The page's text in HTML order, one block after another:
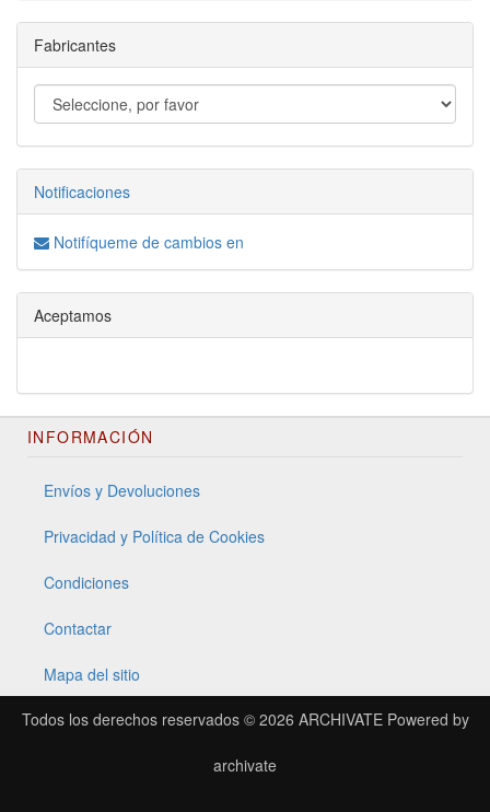
Fabricantes
Notificaciones
Notifíqueme de cambios en
Aceptamos
INFORMACIÓN
Envíos y Devoluciones
Privacidad y Política de Cookies
Condiciones
Contactar
Mapa del sitio
Todos los derechos reservados © 2026 ARCHIVATEPowered by
archivate